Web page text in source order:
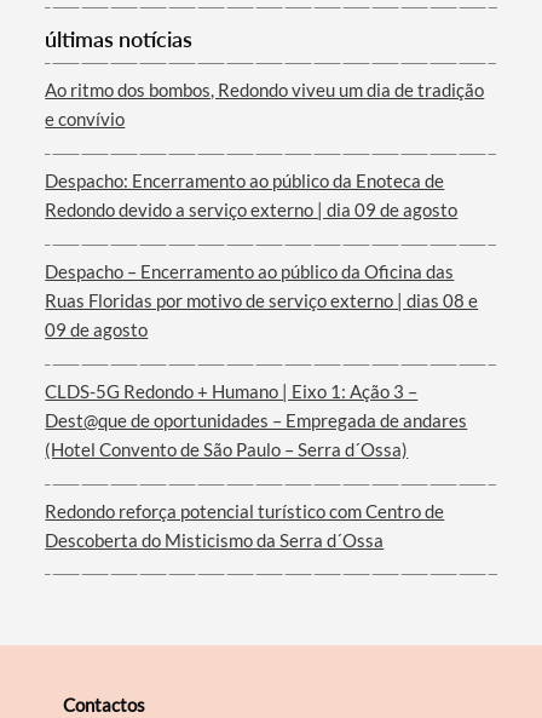
Termo de Pesquisa
Categorias gerais
Filtros
últimas notícias
Ao ritmo dos bombos, Redondo viveu um dia de tradição
e convívio
Despacho: Encerramento ao público da Enoteca de
Redondo devido a serviço externo | dia 09 de agosto
Despacho – Encerramento ao público da Oficina das
Ruas Floridas por motivo de serviço externo | dias 08 e
09 de agosto
CLDS-5G Redondo + Humano | Eixo 1: Ação 3 –
Dest@que de oportunidades – Empregada de andares
(Hotel Convento de São Paulo – Serra d´Ossa)
Redondo reforça potencial turístico com Centro de
Descoberta do Misticismo da Serra d´Ossa
Contactos